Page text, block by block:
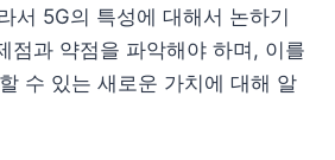
서 5G의 특성에 대해서 논하기
점과 약점을 파악해야 하며, 이를
수 있는 새로운 가치에 대해 알